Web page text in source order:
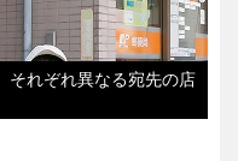
それぞれ異なる宛先の店